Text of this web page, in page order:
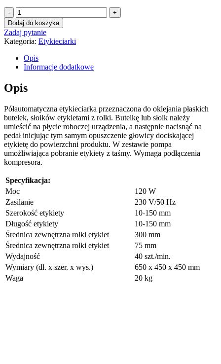
ilość
Etykieciarka
do
butelek
płaskich
MT
60
Dodaj do koszyka
Zadaj pytanie
Kategoria: Etykieciarki
Opis
Informacje dodatkowe
Opis
Półautomatyczna etykieciarka przeznaczona do oklejania płaskich
butelek, słoików etykietami z rolki. Butelkę lub słoik należy
umieścić na płycie roboczej urządzenia, a następnie nacisnąć na
pedał inicjując tym samym opuszczenie głowicy dociskającej
etykietę do powierzchni produktu. W zestawie pompa
umożliwiająca pobranie etykiety z taśmy. Wymaga podłączenia
kompresora.
Specyfikacja:
Moc
120 W
Zasilanie
230 V/50 Hz
Szerokość etykiety
10-150 mm
Długość etykiety
10-150 mm
Średnica zewnętrzna rolki etykiet
300 mm
Średnica zewnętrzna rolki etykiet
75 mm
Wydajność
40 szt./min.
Wymiary (dł. x szer. x wys.)
650 x 450 x 450 mm
Waga
20 kg